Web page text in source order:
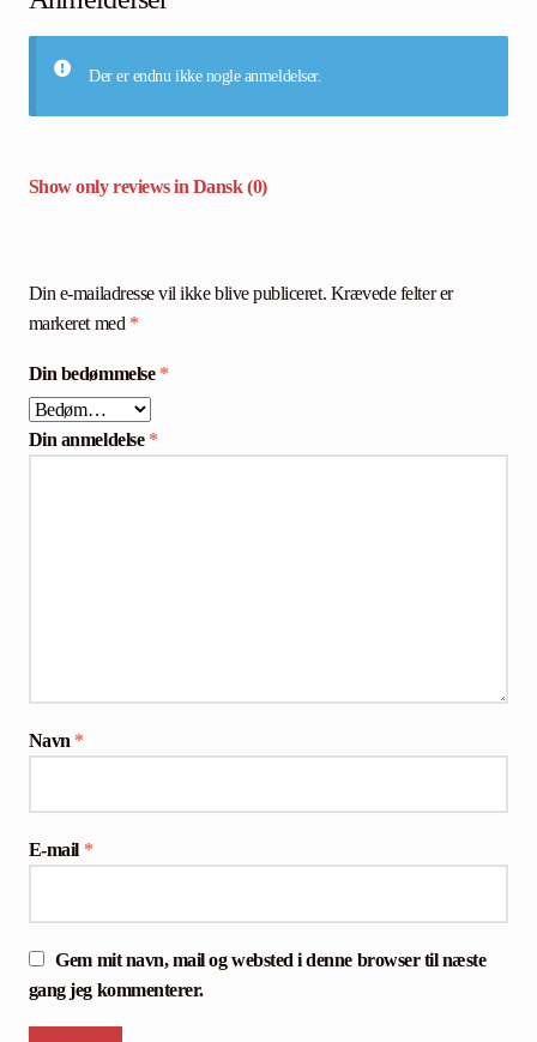
Der er endnu ikke nogle anmeldelser.
Show only reviews in Dansk (0)
Din e-mailadresse vil ikke blive publiceret. Krævede felter er
markeret med *
Din bedømmelse *
Din anmeldelse *
Navn *
E-mail *
Gem mit navn, mail og websted i denne browser til næste
gang jeg kommenterer.